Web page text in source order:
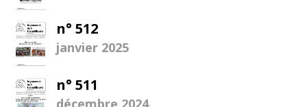
n° 512
janvier 2025
n° 511
décembre 2024